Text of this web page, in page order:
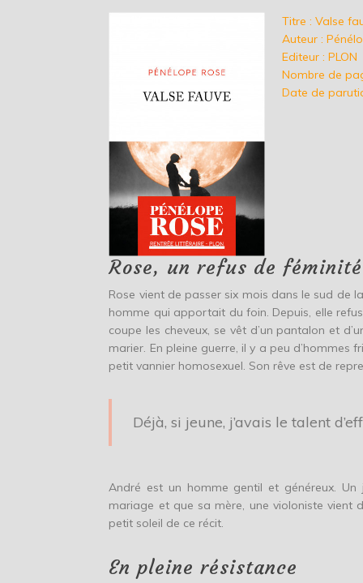
Titre : Valse
Auteur :
Editeur : PLON
Nombre de
Date de
Rose, un refus de féminité
Rose vient de passer six mois dans le sud de
homme qui apportait du foin. Depuis, elle
coupe les cheveux, se vêt d’un pantalon et
marier. En pleine guerre, il y a peu d’hommes
petit vannier homosexuel. Son rêve est de
Déjà, si jeune, j’avais le talent
André est un homme gentil et généreux. Un
mariage et que sa mère, une violoniste vient
petit soleil de ce récit.
En pleine résistance